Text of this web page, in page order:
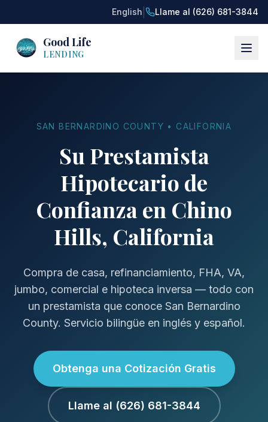
English Llame al (626) 681-3844
Good Life
LENDING
SAN BERNARDINO COUNTY • CALIFORNIA
Su Prestamista
Hipotecario de
Confianza en Chino
Hills, California
Compra de casa, refinanciamiento, FHA, VA,
jumbo, comercial e hipoteca inversa — todo con
un prestamista que conoce San Bernardino
County. Servicio bilingüe en inglés y español.
Obtenga una Cotización Gratis
Llame al (626) 681-3844